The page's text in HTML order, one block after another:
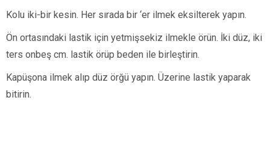
Kolu iki-bir kesin. Her sırada bir ‘er ilmek eksilterek yapın.
Ön ortasındaki lastik için yetmişsekiz ilmekle örün. İki düz, iki
ters onbeş cm. lastik örüp beden ile birleştirin.
Kapüşona ilmek alıp düz örğü yapın. Üzerine lastik yaparak
bitirin.